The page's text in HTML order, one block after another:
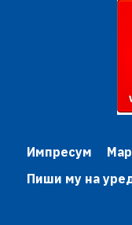
Импресум
Пиши му на